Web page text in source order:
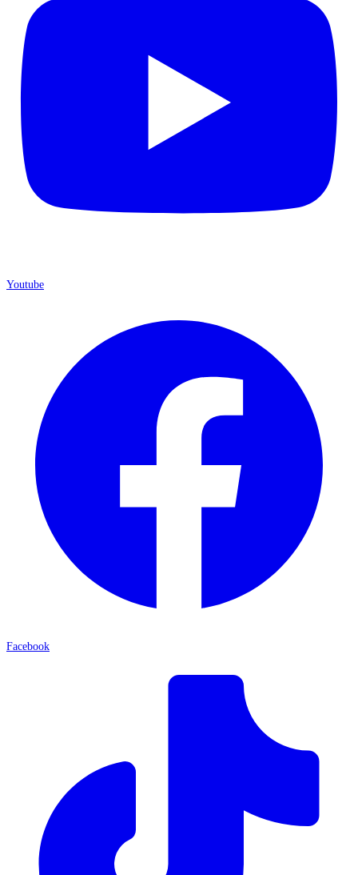
Youtube
Facebook